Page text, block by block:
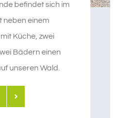
befindet sich im
neben einem
Küche, zwei
Bädern einen
unseren Wald.